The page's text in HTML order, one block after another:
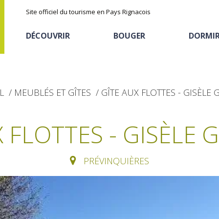
Site officiel du tourisme en Pays Rignacois
DÉCOUVRIR
Les sites naturels
Le sentier ethno-botanique en
Ségala "Al travers"
La zone humide de Maymac
BOUGER
En vélo, à vtt
Hôtels et résidences
de tourisme
La chataîgne
Recettes et produits
MEUBLÉS ET GÎTES GÎTE AUX FLOTTES - GISÈLE
FLOTTES - GISÈLE
PRÉVINQUIÈRES